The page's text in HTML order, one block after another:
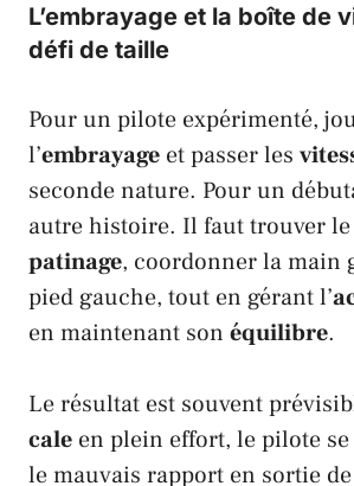
L’embrayage et la boîte de
défi de taille
Pour un pilote expérimenté,
l’embrayage et passer les
seconde nature. Pour un
autre histoire. Il faut trouver le
patinage, coordonner la main
pied gauche, tout en gérant l’
en maintenant son équilibre.
Le résultat est souvent
cale en plein effort, le pilote
le mauvais rapport en sortie